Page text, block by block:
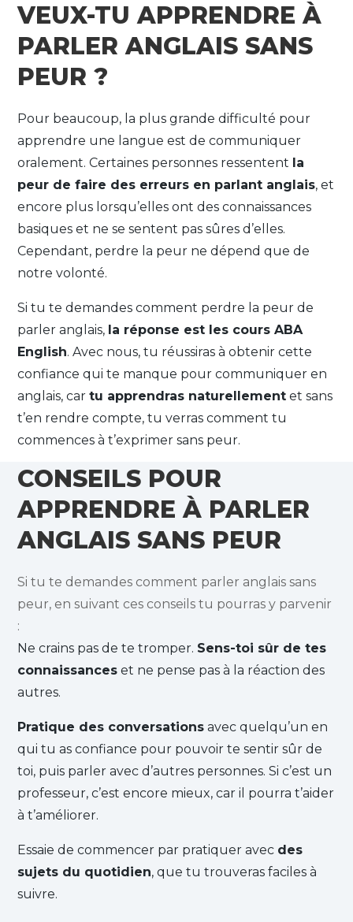
VEUX-TU APPRENDRE À
PARLER ANGLAIS SANS
PEUR ?
Pour beaucoup, la plus grande difficulté pour
apprendre une langue est de communiquer
oralement. Certaines personnes ressentent la
peur de faire des erreurs en parlant anglais, et
encore plus lorsqu’elles ont des connaissances
basiques et ne se sentent pas sûres d’elles.
Cependant, perdre la peur ne dépend que de
notre volonté.
Si tu te demandes comment perdre la peur de
parler anglais, la réponse est les cours ABA
English. Avec nous, tu réussiras à obtenir cette
confiance qui te manque pour communiquer en
anglais, car tu apprendras naturellement et sans
t’en rendre compte, tu verras comment tu
commences à t’exprimer sans peur.
CONSEILS POUR
APPRENDRE À PARLER
ANGLAIS SANS PEUR
Si tu te demandes comment parler anglais sans
peur, en suivant ces conseils tu pourras y parvenir
:
Ne crains pas de te tromper. Sens-toi sûr de tes
connaissances et ne pense pas à la réaction des
autres.
Pratique des conversations avec quelqu’un en
qui tu as confiance pour pouvoir te sentir sûr de
toi, puis parler avec d’autres personnes. Si c’est un
professeur, c’est encore mieux, car il pourra t’aider
à t’améliorer.
Essaie de commencer par pratiquer avec des
sujets du quotidien, que tu trouveras faciles à
suivre.